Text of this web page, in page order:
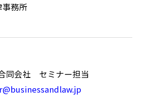
事務所
同会社 セミナー担当